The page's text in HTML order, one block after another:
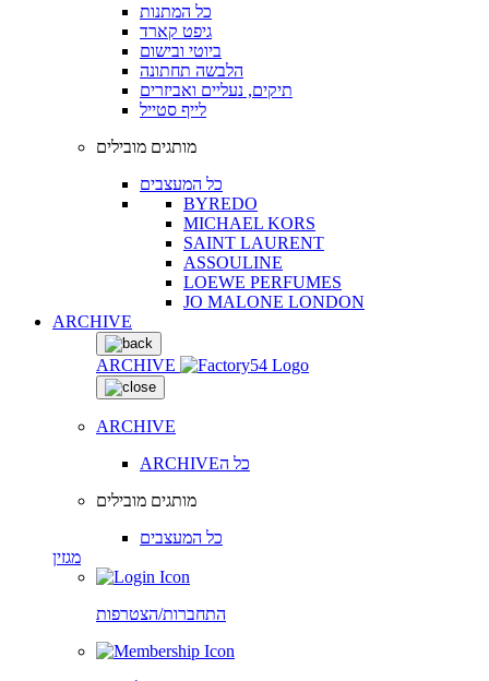
כל המתנות
גיפט קארד
ביוטי ובישום
הלבשה תחתונה
תיקים, נעליים ואביזרים
לייף סטייל
מותגים מובילים
כל המעצבים
BYREDO
MICHAEL KORS
SAINT LAURENT
ASSOULINE
LOEWE PERFUMES
JO MALONE LONDON
ARCHIVE
ARCHIVE
ARCHIVE
ARCHIVEכל ה
מותגים מובילים
כל המעצבים
מגזין
התחברות/הצטרפות